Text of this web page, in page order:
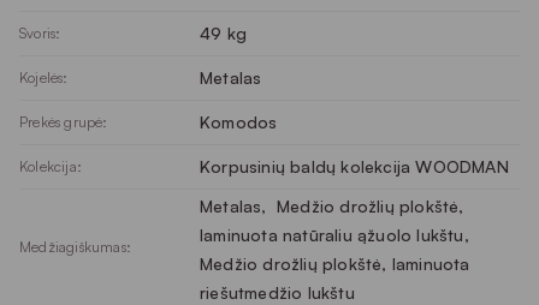
Svoris: 49 kg
Kojelės: Metalas
Prekės grupė: Komodos
Kolekcija: Korpusinių baldų kolekcija WOODMAN
Medžiagiškumas:
Metalas, Medžio drožlių plokštė,
laminuota natūraliu ąžuolo lukštu,
Medžio drožlių plokštė, laminuota
riešutmedžio lukštu